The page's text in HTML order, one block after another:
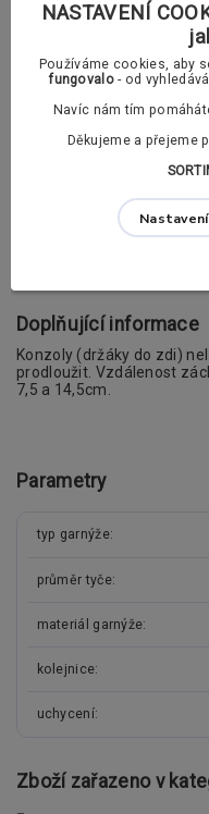
Vybrat si můžete mezi
V příslušenství si v
háčky.
Záclonové
výběru:
Klasické záclonové
Doplňující informace
Konzoly (držáky do zdi)
prodloužit. Vzdálenost
7,5 a 14,5cm.
Parametry
typ garnýže
průměr tyče
materiál garnýže
kolejnice
uchycení
Zboží zařazeno v
NASTAVENÍ
Používáme cookies, aby
fungovalo- od
Navíc nám tím
Děkujeme a přejeme
Nastavení